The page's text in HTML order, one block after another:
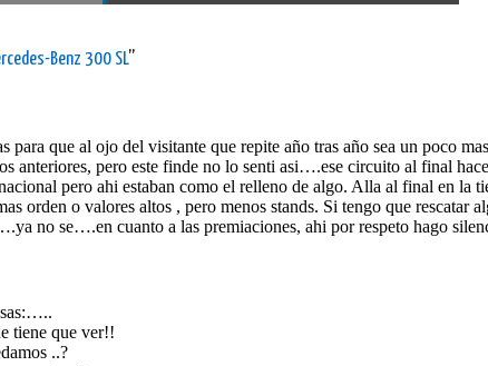
Benz 300 SL”
que al ojo del visitante que repite año tras año sea un poco
anteriores, pero este finde no lo senti asi….ese circuito al final
pero ahi estaban como el relleno de algo. Alla al final en la
orden o valores altos , pero menos stands. Si tengo que
no se….en cuanto a las premiaciones, ahi por respeto hago
tiene que ver!!
..?